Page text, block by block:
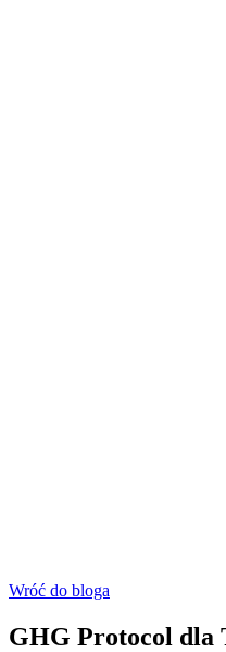
Wróć do bloga
GHG Protocol dla